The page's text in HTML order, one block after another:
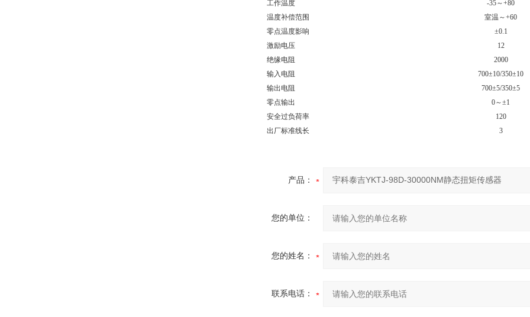
工作温度
-35～+80
温度补偿范围
室温～+60
零点温度影响
±0.1
激励电压
12
绝缘电阻
2000
输入电阻
700±10/350±10
输出电阻
700±5/350±5
零点输出
0～±1
安全过负荷率
120
出厂标准线长
3
产品：
您的单位：
您的姓名：
联系电话：